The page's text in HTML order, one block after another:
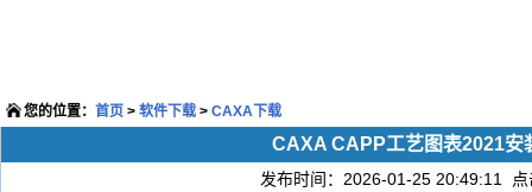
您的位置： 首页 > 软件下载 > CAXA下载
CAXA CAPP工艺图表2021安
发布时间：2026-01-25 20:49:11 点